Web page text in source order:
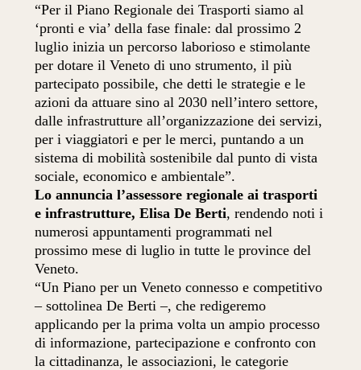
“Per il Piano Regionale dei Trasporti siamo al
‘pronti e via’ della fase finale: dal prossimo 2
luglio inizia un percorso laborioso e stimolante
per dotare il Veneto di uno strumento, il più
partecipato possibile, che detti le strategie e le
azioni da attuare sino al 2030 nell’intero settore,
dalle infrastrutture all’organizzazione dei servizi,
per i viaggiatori e per le merci, puntando a un
sistema di mobilità sostenibile dal punto di vista
sociale, economico e ambientale”.
Lo annuncia l’assessore regionale ai trasporti
e infrastrutture, Elisa De Berti, rendendo noti i
numerosi appuntamenti programmati nel
prossimo mese di luglio in tutte le province del
Veneto.
“Un Piano per un Veneto connesso e competitivo
– sottolinea De Berti –, che redigeremo
applicando per la prima volta un ampio processo
di informazione, partecipazione e confronto con
la cittadinanza, le associazioni, le categorie